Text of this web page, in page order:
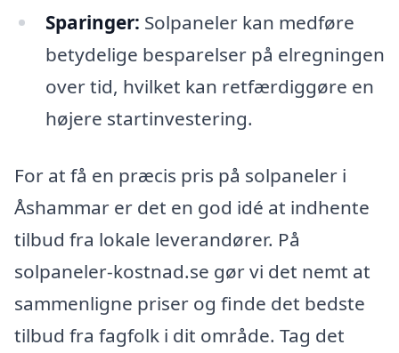
Sparinger: Solpaneler kan medføre
betydelige besparelser på elregningen
over tid, hvilket kan retfærdiggøre en
højere startinvestering.
For at få en præcis pris på solpaneler i
Åshammar er det en god idé at indhente
tilbud fra lokale leverandører. På
solpaneler-kostnad.se gør vi det nemt at
sammenligne priser og finde det bedste
tilbud fra fagfolk i dit område. Tag det